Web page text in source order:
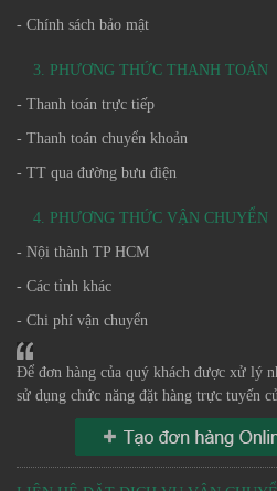
- Chính sách bảo mật
3. PHƯƠNG THỨC THANH TOÁN
- Thanh toán trực tiếp
- Thanh toán chuyển khoản
- TT qua đường bưu điện
4. PHƯƠNG THỨC VẬN CHUYỂN
- Nội thành TP HCM
- Các tỉnh khác
- Chi phí vận chuyển
Để đơn hàng của quý khách được xử lý
sử dụng chức năng đặt hàng trực tuyến